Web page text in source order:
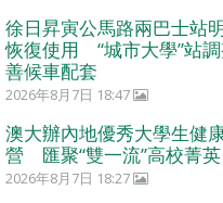
徐日昇寅公馬路兩巴士站
恢復使用 “城市大學”站
善候車配套
2026年8月7日 18:47
澳大辦內地優秀大學生健
營 匯聚“雙一流”高校菁英
2026年8月7日 18:27